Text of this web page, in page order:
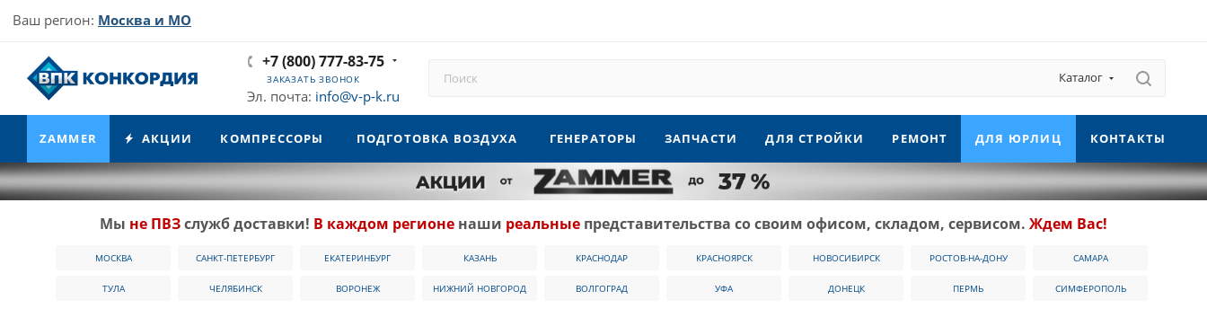
Ваш регион: Москва и МО
+7 (800) 777-83-75
ЗАКАЗАТЬ ЗВОНОК
Эл. почта: info@v-p-k.ru
Каталог
ZAMMER АКЦИИ КОМПРЕССОРЫ ПОДГОТОВКА ВОЗДУХА ГЕНЕРАТОРЫ ЗАПЧАСТИ ДЛЯ СТРОЙКИ РЕМОНТ ДЛЯ ЮРЛИЦ КОНТАКТЫ
Мы не ПВЗслужб доставки! В каждом регионе наши реальные представительства со своим офисом, складом, сервисом. Ждем Вас!
МОСКВА САНКТ-ПЕТЕРБУРГ ЕКАТЕРИНБУРГ КАЗАНЬ КРАСНОДАР КРАСНОЯРСК НОВОСИБИРСК РОСТОВ-НА-ДОНУ САМАРА
ТУЛА ЧЕЛЯБИНСК ВОРОНЕЖ НИЖНИЙ НОВГОРОД ВОЛГОГРАД УФА ДОНЕЦК ПЕРМЬ СИМФЕРОПОЛЬ